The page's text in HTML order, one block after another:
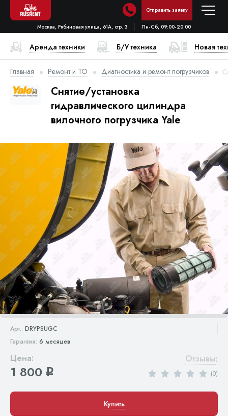
Отправить заявку
Москва, Рябиновая улица, 61А, стр. 3 Пн-Сб, 09:00-20:00
Аренда техники Б/У техника Новая
Главная Ремонт и ТО Диагностика и ремонт погрузчиков
Снятие/установка
гидравлического цилиндра
вилочного погрузчика Yale
Арт.: DRYPSUGC
Гарантия: 6 месяцев
Цена:
1 800 q
Отзывы:
(0)
Купить